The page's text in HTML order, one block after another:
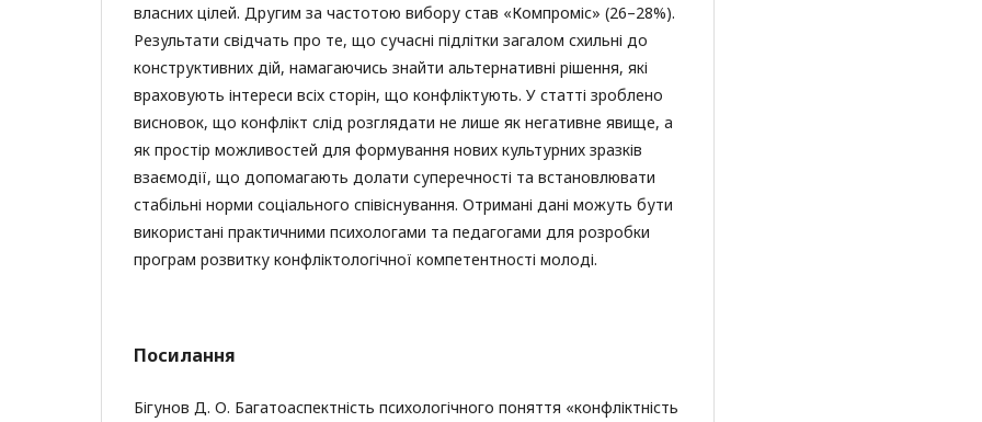
власних цілей. Другим за частотою вибору став «Компроміс» (26–28%).
Результати свідчать про те, що сучасні підлітки загалом схильні до
конструктивних дій, намагаючись знайти альтернативні рішення, які
враховують інтереси всіх сторін, що конфліктують. У статті зроблено
висновок, що конфлікт слід розглядати не лише як негативне явище, а
як простір можливостей для формування нових культурних зразків
взаємодії, що допомагають долати суперечності та встановлювати
стабільні норми соціального співіснування. Отримані дані можуть бути
використані практичними психологами та педагогами для розробки
програм розвитку конфліктологічної компетентності молоді.
Посилання
Бігунов Д. О. Багатоаспектність психологічного поняття «конфліктність